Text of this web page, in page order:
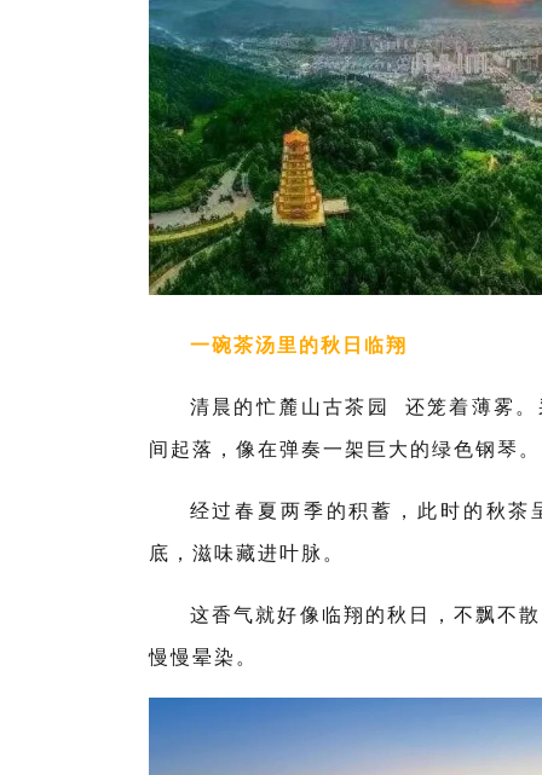
一碗茶汤里的秋日临翔
清晨的忙麓山古茶园 还笼着薄雾
间起落，像在弹奏一架巨大的绿色钢琴。
经过春夏两季的积蓄，此时的秋
底，滋味藏进叶脉。
这香气就好像临翔的秋日，不飘不
慢慢晕染。